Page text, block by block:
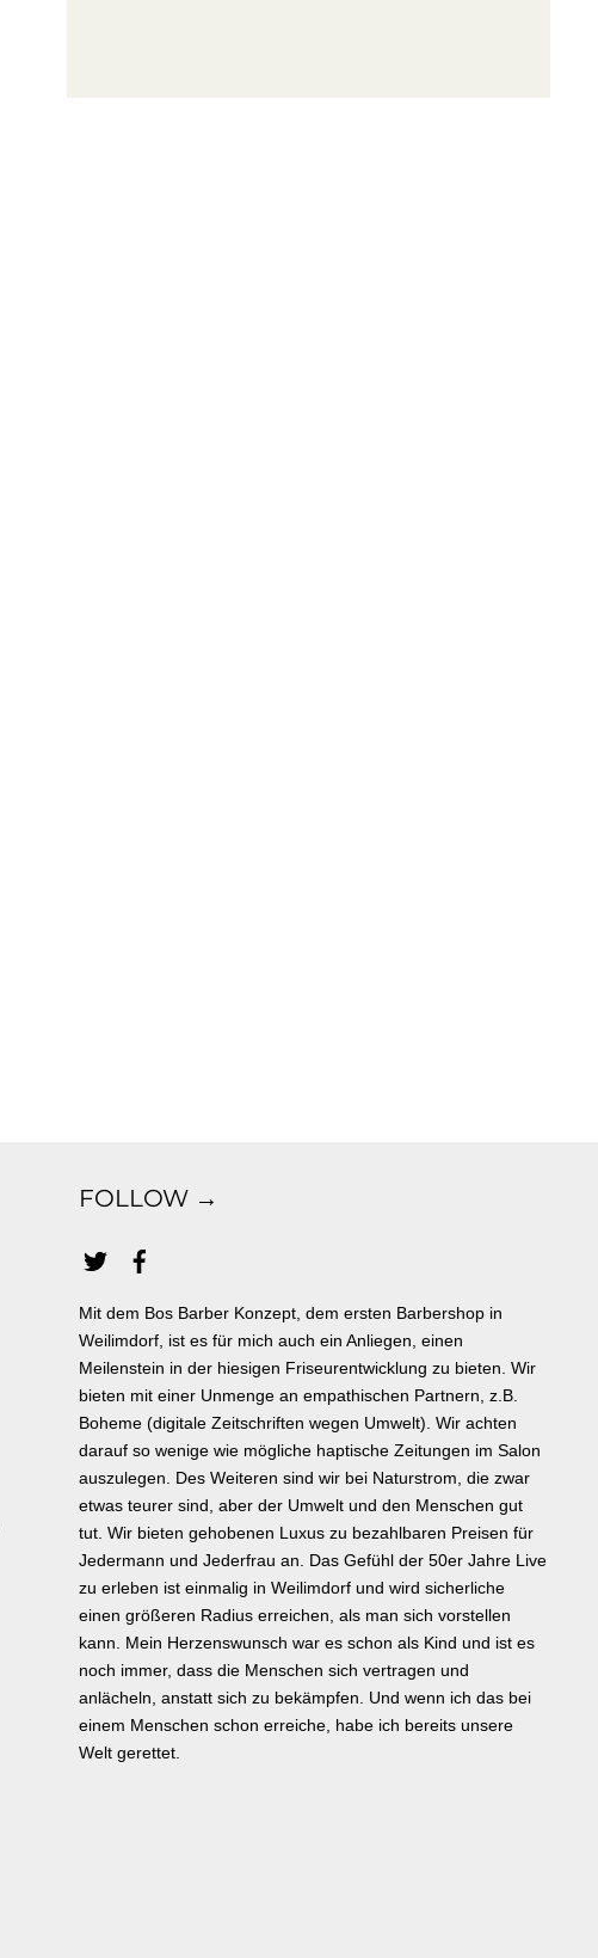
FOLLOW →
Mit dem Bos Barber Konzept, dem ersten Barbershop in
Weilimdorf, ist es für mich auch ein Anliegen, einen
Meilenstein in der hiesigen Friseurentwicklung zu bieten. Wir
bieten mit einer Unmenge an empathischen Partnern, z.B.
Boheme (digitale Zeitschriften wegen Umwelt). Wir achten
darauf so wenige wie mögliche haptische Zeitungen im Salon
auszulegen. Des Weiteren sind wir bei Naturstrom, die zwar
etwas teurer sind, aber der Umwelt und den Menschen gut
tut. Wir bieten gehobenen Luxus zu bezahlbaren Preisen für
Jedermann und Jederfrau an. Das Gefühl der 50er Jahre Live
zu erleben ist einmalig in Weilimdorf und wird sicherliche
einen größeren Radius erreichen, als man sich vorstellen
kann. Mein Herzenswunsch war es schon als Kind und ist es
noch immer, dass die Menschen sich vertragen und
anlächeln, anstatt sich zu bekämpfen. Und wenn ich das bei
einem Menschen schon erreiche, habe ich bereits unsere
Welt gerettet.